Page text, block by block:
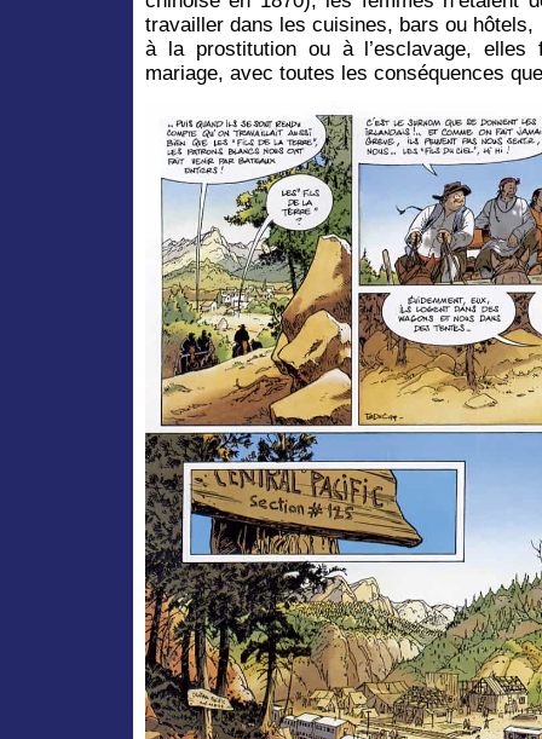
travailler dans les cuisines, bars ou hôtels,
à la prostitution ou à l’esclavage, elles
mariage, avec toutes les conséquences